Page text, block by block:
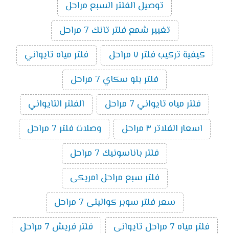
توصيل الفلتر السبع مراحل
تغيير شمع فلتر تانك 7 مراحل
كيفية تركيب فلتر ٧ مراحل
فلتر مياه تايواني
فلتر بلو سكاي 7 مراحل
فلتر مياه تايواني 7 مراحل
الفلتر التايواني
اسعار الفلاتر ٣ مراحل
وصلات فلتر 7 مراحل
فلتر باناسونيك 7 مراحل
فلتر سبع مراحل امريكى
سعر فلتر سوبر كواليتى 7 مراحل
فلتر مياه 7 مراحل تايوانى
فلتر فريش 7 مراحل